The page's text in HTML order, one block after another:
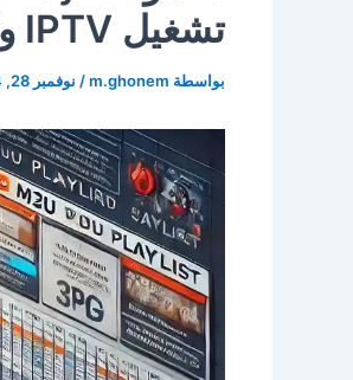
تشغيل IPTV وكيفية استخدامها
بواسطة m.ghonem
/ نوفمبر 28, 2024